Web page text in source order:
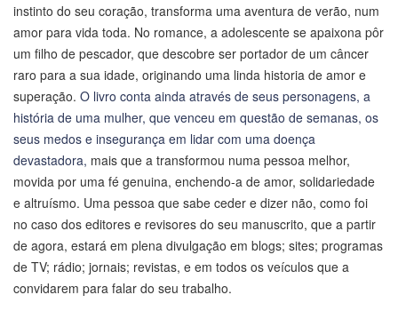
instinto do seu coração, transforma uma aventura de verão, num
amor para vida toda. No romance, a adolescente se apaixona pôr
um filho de pescador, que descobre ser portador de um câncer
raro para a sua idade, originando uma linda historia de amor e
superação. O livro conta ainda através de seus personagens, a
história de uma mulher, que venceu em questão de semanas, os
seus medos e insegurança em lidar com uma doença
devastadora, mais que a transformou numa pessoa melhor,
movida por uma fé genuina, enchendo-a de amor, solidariedade
e altruísmo. Uma pessoa que sabe ceder e dizer não, como foi
no caso dos editores e revisores do seu manuscrito, que a partir
de agora, estará em plena divulgação em blogs; sites; programas
de TV; rádio; jornais; revistas, e em todos os veículos que a
convidarem para falar do seu trabalho.